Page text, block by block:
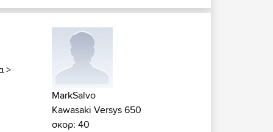
>
MarkSalvo
Kawasaki Versys 650
σκορ: 40